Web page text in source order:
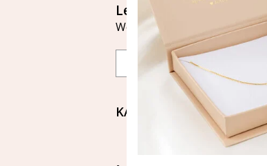
Let's stay in touch
Word lid van onze mailinglijst
KAYA Sieraden
Bellen of WhatsApp Ma-Vr
tussen 09:00-17:00